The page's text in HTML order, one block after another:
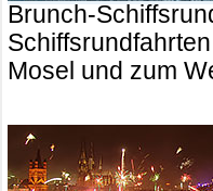
Brunch-
Mosel und zum